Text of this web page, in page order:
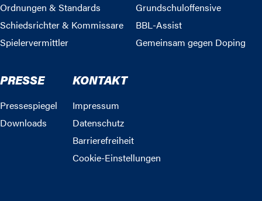
Ordnungen & Standards
Schiedsrichter & Kommissare
Spielervermittler
Grundschuloffensive
BBL-Assist
Gemeinsam gegen Doping
PRESSE
Pressespiegel
Downloads
KONTAKT
Impressum
Datenschutz
Barrierefreiheit
Cookie-Einstellungen